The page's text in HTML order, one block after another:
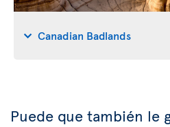
Canadian Badlands
Puede que también le